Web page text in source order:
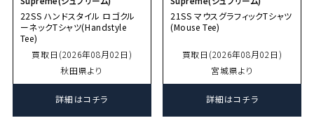
22SS ハンドスタイル ロゴクル
ーネックTシャツ(Handstyle
Tee)
買取日(2026年08月02日)
秋田県より
詳細はコチラ
21SS マウスグラフィックTシャツ
(Mouse Tee)
買取日(2026年08月02日)
宮城県より
詳細はコチラ